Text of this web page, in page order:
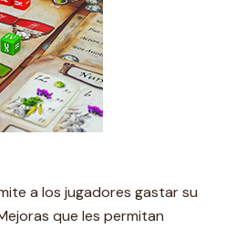
a los jugadores gastar su
que les permitan